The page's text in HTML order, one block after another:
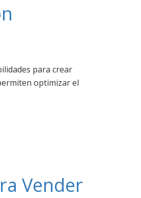
para crear
optimizar el
Vender